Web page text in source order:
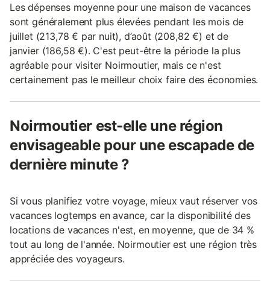
Les dépenses moyenne pour une maison de vacances
sont généralement plus élevées pendant les mois de
juillet (213,78 € par nuit), d’août (208,82 €) et de
janvier (186,58 €). C'est peut-être la période la plus
agréable pour visiter Noirmoutier, mais ce n'est
certainement pas le meilleur choix faire des économies.
Noirmoutier est-elle une région
envisageable pour une escapade de
dernière minute ?
Si vous planifiez votre voyage, mieux vaut réserver vos
vacances logtemps en avance, car la disponibilité des
locations de vacances n'est, en moyenne, que de 34 %
tout au long de l'année. Noirmoutier est une région très
appréciée des voyageurs.